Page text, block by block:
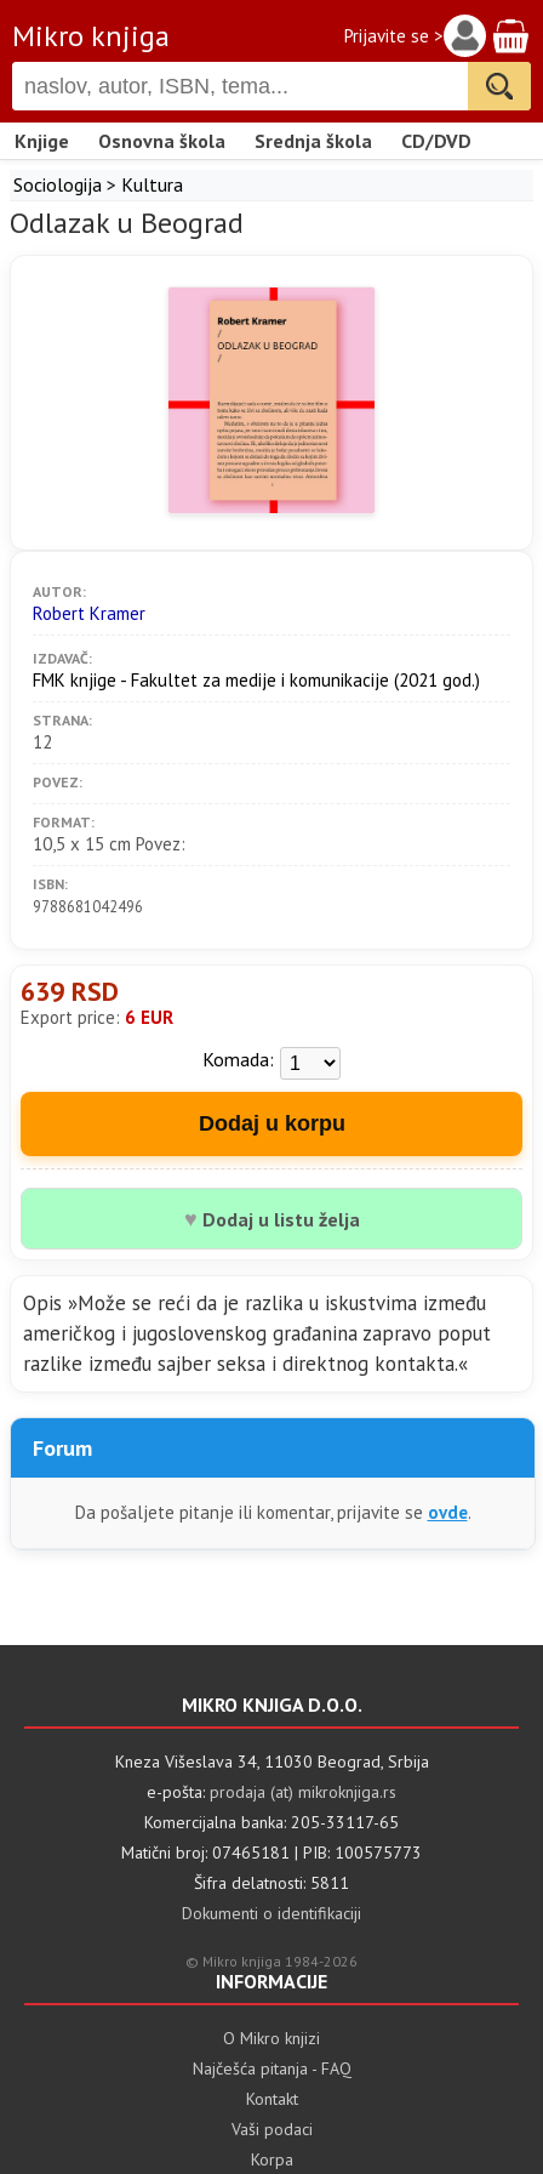
Mikro knjiga Prijavite se >
Knjige Osnovna škola Srednja škola
CD/DVD
Sociologija > Kultura
Odlazak u Beograd
AUTOR:
Robert Kramer
IZDAVAČ:
FMK knjige - Fakultet za medije i komunikacije (2021 god.)
STRANA:
12
POVEZ:
FORMAT:
10,5 x 15 cm Povez:
ISBN:
9788681042496
639 RSD
Export price: 6 EUR
Komada:
Dodaj u korpu
♥ Dodaj u listu želja
Opis »Može se reći da je razlika u iskustvima između
američkog i jugoslovenskog građanina zapravo poput
razlike između sajber seksa i direktnog kontakta.«
Forum
Da pošaljete pitanje ili komentar, prijavite se ovde.
MIKRO KNJIGA D.O.O.
Kneza Višeslava 34, 11030 Beograd, Srbija
e-pošta: prodaja (at) mikroknjiga.rs
Komercijalna banka: 205-33117-65
Matični broj: 07465181 | PIB: 100575773
Šifra delatnosti: 5811
Dokumenti o identifikaciji
© Mikro knjiga 1984-2026
INFORMACIJE
O Mikro knjizi
Najčešća pitanja - FAQ
Kontakt
Vaši podaci
Korpa